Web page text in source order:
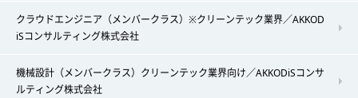
クラウドエンジニア（メンバークラス）※クリーンテック業界／AKKOD
iSコンサルティング株式会社
機械設計（メンバークラス）クリーンテック業界向け／AKKODiSコンサ
ルティング株式会社